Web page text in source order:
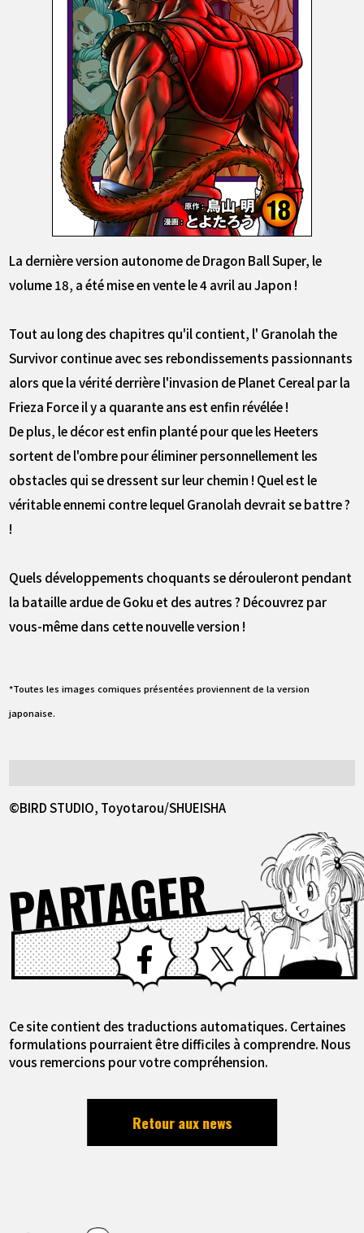
La dernière version autonome de Dragon Ball Super, le
volume 18, a été mise en vente le 4 avril au Japon !
Tout au long des chapitres qu'il contient, l' Granolah the
Survivor continue avec ses rebondissements passionnants
alors que la vérité derrière l'invasion de Planet Cereal par la
Frieza Force il y a quarante ans est enfin révélée !
De plus, le décor est enfin planté pour que les Heeters
sortent de l'ombre pour éliminer personnellement les
obstacles qui se dressent sur leur chemin ! Quel est le
véritable ennemi contre lequel Granolah devrait se battre ?
!
Quels développements choquants se dérouleront pendant
la bataille ardue de Goku et des autres ? Découvrez par
vous-même dans cette nouvelle version !
*Toutes les images comiques présentées proviennent de la version
japonaise.
©BIRD STUDIO, Toyotarou/SHUEISHA
PARTAGERFacebook X
Ce site contient des traductions automatiques. Certaines
formulations pourraient être difficiles à comprendre. Nous
vous remercions pour votre compréhension.
Retour aux news